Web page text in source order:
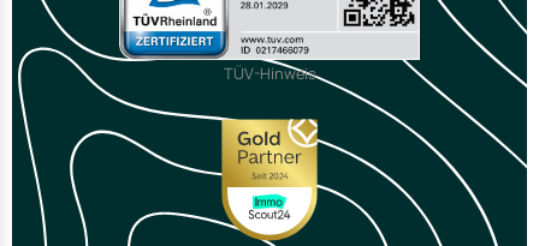
TÜV-Hinweis